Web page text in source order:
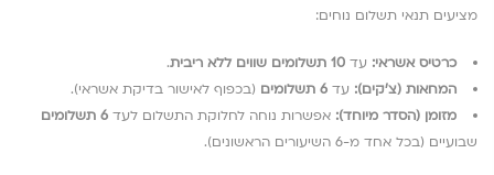
מציעים תנאי תשלום נוחים:
כרטיס אשראי: עד 10 תשלומים שווים ללא ריבית
.
המחאות (צ’קים): עד 6 תשלומים
(בכפוף לאישור בדיקת אשראי).
מזומן (הסדר מיוחד): אפשרות נוחה לחלוקת התשלום לעד 6 תשלומים
שבועיים (בכל אחד מ-6 השיעורים הראשונים).